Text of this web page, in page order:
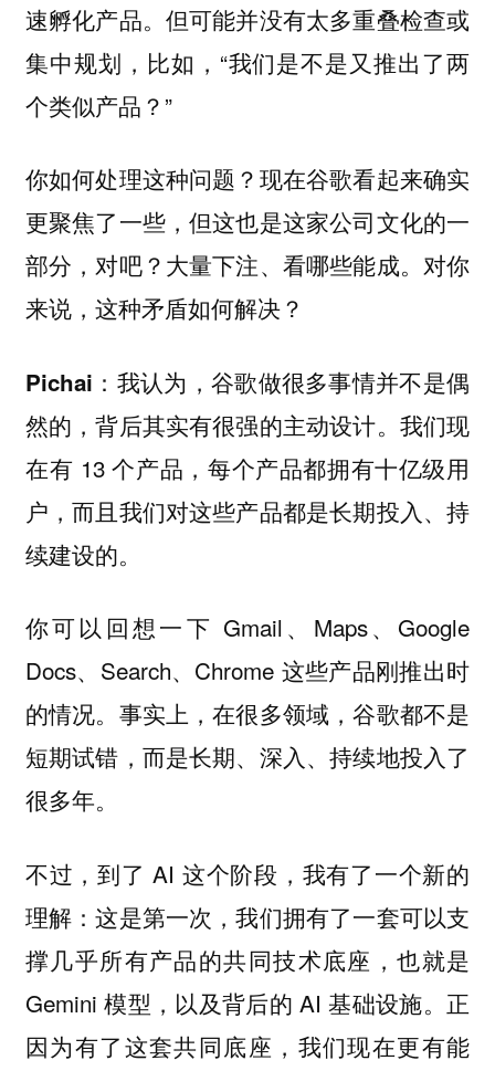
速孵化产品。但可能并没有太多重叠检查或
集中规划，比如，“我们是不是又推出了两
个类似产品？”
你如何处理这种问题？现在谷歌看起来确实
更聚焦了一些，但这也是这家公司文化的一
部分，对吧？大量下注、看哪些能成。对你
来说，这种矛盾如何解决？
Pichai ：我认为，谷歌做很多事情并不是偶
然的，背后其实有很强的主动设计。我们现
在有 13 个产品，每个产品都拥有十亿级用
户，而且我们对这些产品都是长期投入、持
续建设的。
你可以回想一下 Gmail、Maps、Google
Docs、Search、Chrome 这些产品刚推出时
的情况。事实上，在很多领域，谷歌都不是
短期试错，而是长期、深入、持续地投入了
很多年。
不过，到了 AI 这个阶段，我有了一个新的
理解：这是第一次，我们拥有了一套可以支
撑几乎所有产品的共同技术底座，也就是
Gemini 模型，以及背后的 AI 基础设施。正
因为有了这套共同底座，我们现在更有能